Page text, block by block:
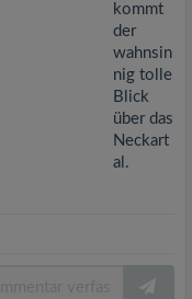
kommt
der
wahnsin
nig tolle
Blick
über das
Neckart
al.